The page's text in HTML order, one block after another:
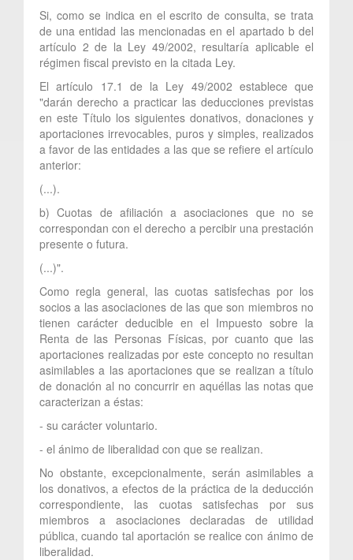
Si, como se indica en el escrito de consulta, se trata
de una entidad las mencionadas en el apartado b del
artículo 2 de la Ley 49/2002, resultaría aplicable el
régimen fiscal previsto en la citada Ley.
El artículo 17.1 de la Ley 49/2002 establece que
"darán derecho a practicar las deducciones previstas
en este Título los siguientes donativos, donaciones y
aportaciones irrevocables, puros y simples, realizados
a favor de las entidades a las que se refiere el artículo
anterior:
(...).
b) Cuotas de afiliación a asociaciones que no se
correspondan con el derecho a percibir una prestación
presente o futura.
(...)".
Como regla general, las cuotas satisfechas por los
socios a las asociaciones de las que son miembros no
tienen carácter deducible en el Impuesto sobre la
Renta de las Personas Físicas, por cuanto que las
aportaciones realizadas por este concepto no resultan
asimilables a las aportaciones que se realizan a título
de donación al no concurrir en aquéllas las notas que
caracterizan a éstas:
- su carácter voluntario.
- el ánimo de liberalidad con que se realizan.
No obstante, excepcionalmente, serán asimilables a
los donativos, a efectos de la práctica de la deducción
correspondiente, las cuotas satisfechas por sus
miembros a asociaciones declaradas de utilidad
pública, cuando tal aportación se realice con ánimo de
liberalidad.